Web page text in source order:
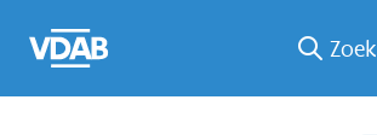
naar
een
een
job
naar
Zoek